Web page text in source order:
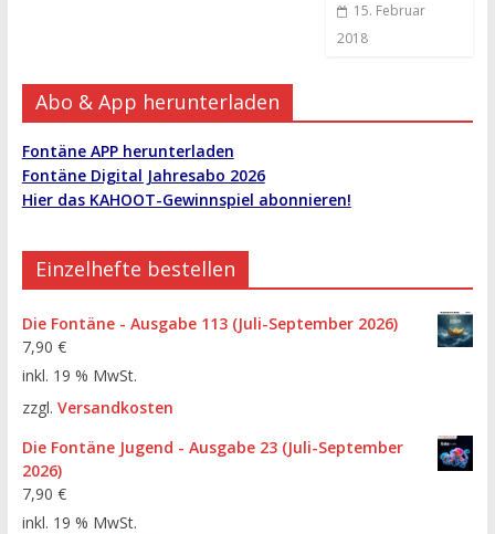
15. Februar
2018
Abo & App herunterladen
Fontäne APP herunterladen
Fontäne Digital Jahresabo 2026
Hier das KAHOOT-Gewinnspiel abonnieren!
Einzelhefte bestellen
Die Fontäne - Ausgabe 113 (Juli-September 2026)
7,90 €
inkl. 19 % MwSt.
zzgl. Versandkosten
Die Fontäne Jugend - Ausgabe 23 (Juli-September
2026)
7,90 €
inkl. 19 % MwSt.